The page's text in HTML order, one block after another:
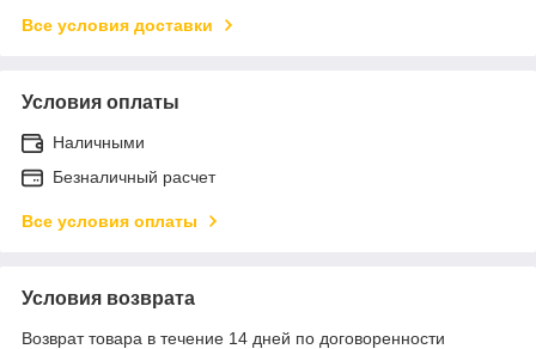
Все условия доставки
Условия оплаты
Наличными
Безналичный расчет
Все условия оплаты
Условия возврата
Возврат товара в течение 14 дней по договоренности